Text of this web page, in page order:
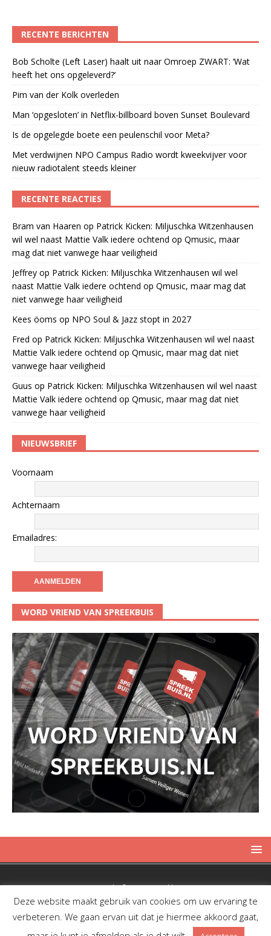
RECENTE BERICHTEN
Bob Scholte (Left Laser) haalt uit naar Omroep ZWART: ‘Wat
heeft het ons opgeleverd?’
Pim van der Kolk overleden
Man ‘opgesloten’ in Netflix-billboard boven Sunset Boulevard
Is de opgelegde boete een peulenschil voor Meta?
Met verdwijnen NPO Campus Radio wordt kweekvijver voor
nieuw radiotalent steeds kleiner
RECENTE REACTIES
Bram van Haaren op Patrick Kicken: Miljuschka Witzenhausen
wil wel naast Mattie Valk iedere ochtend op Qmusic, maar
mag dat niet vanwege haar veiligheid
Jeffrey op Patrick Kicken: Miljuschka Witzenhausen wil wel
naast Mattie Valk iedere ochtend op Qmusic, maar mag dat
niet vanwege haar veiligheid
Kees öoms op NPO Soul & Jazz stopt in 2027
Fred op Patrick Kicken: Miljuschka Witzenhausen wil wel naast
Mattie Valk iedere ochtend op Qmusic, maar mag dat niet
vanwege haar veiligheid
Guus op Patrick Kicken: Miljuschka Witzenhausen wil wel naast
Mattie Valk iedere ochtend op Qmusic, maar mag dat niet
vanwege haar veiligheid
NIEUWSBRIEF
Voornaam
Achternaam
Emailadres:
WORD VRIEND VAN SPREEKBUIS
Copyright © 2019 Spreekbuis
Deze website maakt gebruik van cookies om uw ervaring te
verbeteren. We gaan ervan uit dat je hiermee akkoord gaat,